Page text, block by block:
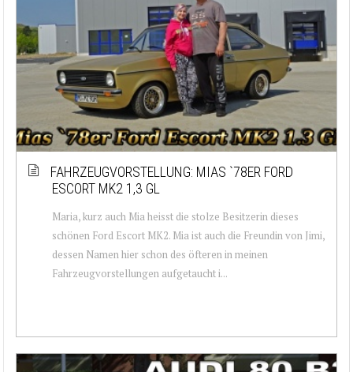
FAHRZEUGVORSTELLUNG: MIAS `78ER FORD
ESCORT MK2 1,3 GL
Maria, kurz auch Mia heisst die stolze Besitzerin dieses
schönen Ford Escort MK2. Mia ist auch die Freundin von Jimi,
dessen Namen hier schon des öfteren in meinen
Fahrzeugvorstellungen aufgetaucht i...